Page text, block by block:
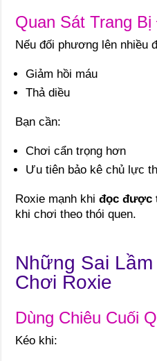
Quan Sát Trang
Nếu đối phương lên nhiều
Giảm hồi máu
Thả diều
Bạn cần:
Chơi cẩn trọng hơn
Ưu tiên bảo kê chủ lực
Roxie mạnh khiđọc được
khi chơi theo thói quen.
Những Sai
Chơi Roxie
Dùng Chiêu Cuối
Kéo khi: